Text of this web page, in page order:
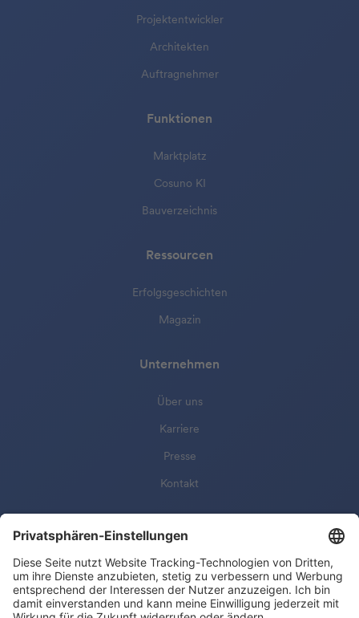
Projektentwickler
Architekten
Auftragnehmer
Funktionen
Marktplatz
Cosuno KI
Bauverzeichnis
Ressourcen
Erfolgsgeschichten
Magazin
Unternehmen
Über uns
Karriere
Presse
Kontakt
© 2025 Cosuno Ventures GmbH
Impressum